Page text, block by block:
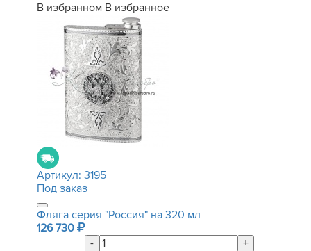
В избранном В избранное
Артикул: 3195
Под заказ
Фляга серия "Россия" на 320 мл
126 730
-
+